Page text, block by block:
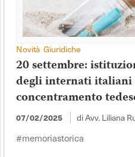
Novità Giuridiche
20 settembre:
degli internati italiani
concentramento
07/02/2025 di Avv. Liliana
#memoriastorica